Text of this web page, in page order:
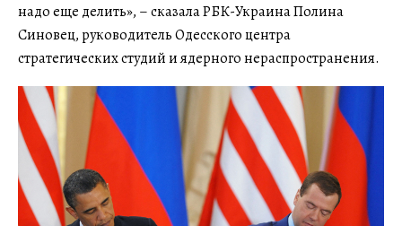
надо еще делить», – сказала РБК-Украина Полина
Синовец, руководитель Одесского центра
стратегических студий и ядерного нераспространения.